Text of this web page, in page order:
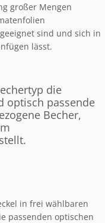
großer Mengen
sind und sich in
lässt.
die
optisch passende
Becher,
in frei wählbaren
passenden optischen